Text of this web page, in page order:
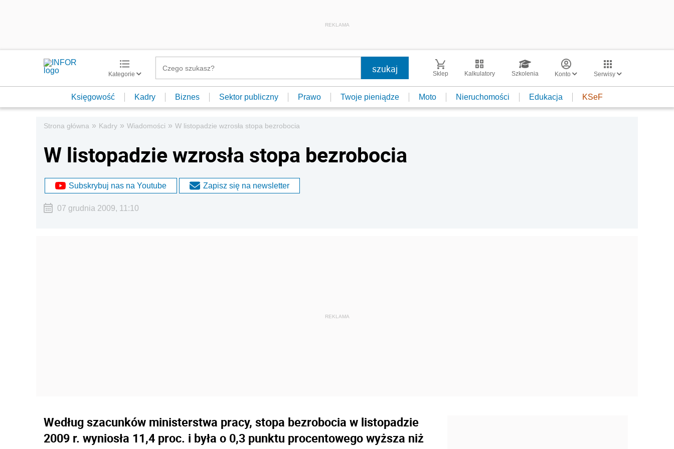
REKLAMA
Kategorie Sklep Kalkulatory Szkolenia Konto Serwisy
Księgowość Kadry Biznes Sektor publiczny Prawo Twoje pieniądze Moto Nieruchomości Edukacja KSeF
Strona główna » Kadry » Wiadomości » W listopadzie wzrosła stopa bezrobocia
W listopadzie wzrosła stopa bezrobocia
Subskrybuj nas na Youtube Zapisz się na newsletter
07 grudnia 2009, 11:10
Według szacunków ministerstwa pracy, stopa bezrobocia w listopadzie
2009 r. wyniosła 11,4 proc. i była o 0,3 punktu procentowego wyższa niż